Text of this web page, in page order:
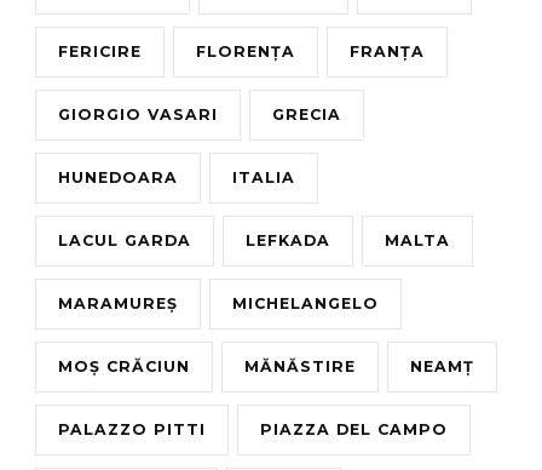
FERICIRE FLORENȚA FRANȚA
GIORGIO VASARI GRECIA
HUNEDOARA ITALIA
LACUL GARDA LEFKADA MALTA
MARAMUREȘ MICHELANGELO
MOȘ CRĂCIUN MĂNĂSTIRE NEAMȚ
PALAZZO PITTI PIAZZA DEL CAMPO